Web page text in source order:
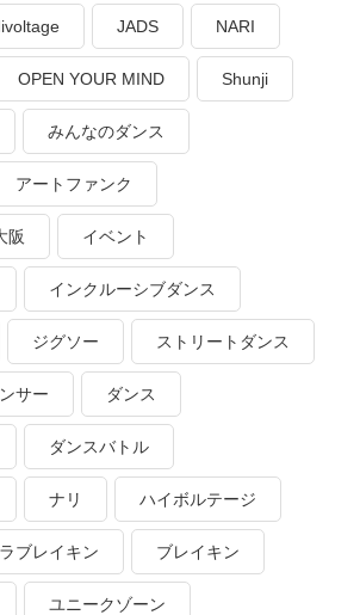
JADS NARI
OPEN YOUR MIND Shunji
みんなのダンス
アートファンク
阪 イベント
インクルーシブダンス
ジグソー ストリートダンス
サー ダンス
ダンスバトル
ナリ ハイボルテージ
ブレイキン ブレイキン
ユニークゾーン